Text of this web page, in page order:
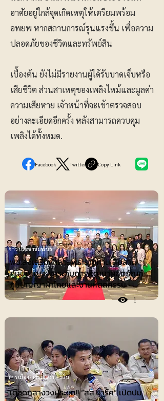
อาศัยอยู่ใกล้จุดเกิดเหตุให้เตรียมพร้อม
อพยพ หากสถานการณ์รุนแรงขึ้น เพื่อความ
ปลอดภัยของชีวิตและทรัพย์สิน
เบื้องต้น ยังไม่มีรายงานผู้ได้รับบาดเจ็บหรือ
เสียชีวิต ส่วนสาเหตุของเพลิงไหม้และมูลค่า
ความเสียหาย เจ้าหน้าที่จะเข้าตรวจสอบ
อย่างละเอียดอีกครั้ง หลังสามารถควบคุม
เพลิงได้ทั้งหมด.
Facebook Twitter Copy Link
ข่าวประชาสัมพันธ์
พช.ส่งเสริมผ้าลายพระราชทาน สืบสาน
ภูมิปัญญา ยกระดับการพัฒนาผลิตภัณฑ์
ภูมิปัญญาผ้าไทยและงานหัตถกรรม
1
เดือดกลางวงประชุม!! “สส.ปาร์ค” เปิดปม
การเมือง-การเมืองท้องถิ่น